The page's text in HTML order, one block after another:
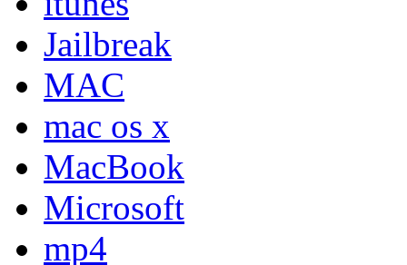
Jailbreak
MAC
mac os x
MacBook
Microsoft
mp4